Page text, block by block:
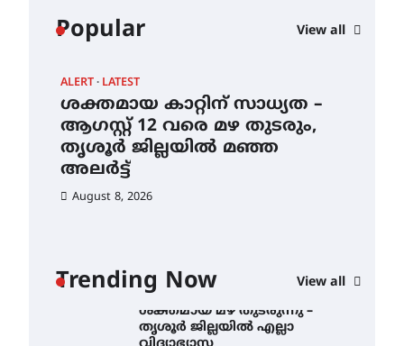
Popular View all
ALERT LATEST
ശക്തമായ കാറ്റിന് സാധ്യത –
ആഗസ്റ്റ് 12 വരെ മഴ തുടരും,
തൃശൂർ ജില്ലയിൽ മഞ്ഞ
അലർട്ട്
August 8, 2026
Trending Now View all
കോമേഴ്‌സ്
കോമേഴ്സ്
എക്സ്പോയുമായി എസ്
എൻ ഹയർ സെക്കൻഡറി
August 6, 2026
August 8, 2026
ശക്തമായ മഴ തുടരുന്നു –
തൃശൂർ ജില്ലയിൽ എല്ലാ